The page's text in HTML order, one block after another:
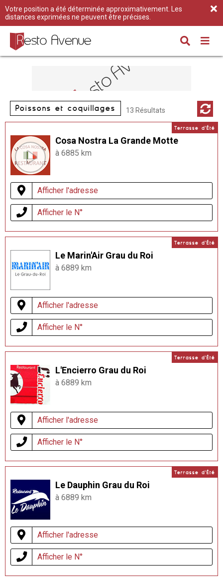
Votre position a été déterminée approximativement. Les
distances exprimées ne peuvent être précises.
Poissons et coquillages 13 Résultats
Terrasse d'Été
Cosa Nostra La Grande Motte
à 6885 km
Afficher l'adresse
Afficher le N°
Terrasse d'Été
Le Marin'Air Grau du Roi
à 6889 km
Afficher l'adresse
Afficher le N°
Terrasse d'Été
L'Encierro Grau du Roi
à 6889 km
Afficher l'adresse
Afficher le N°
Terrasse d'Été
Le Dauphin Grau du Roi
à 6889 km
Afficher l'adresse
Afficher le N°